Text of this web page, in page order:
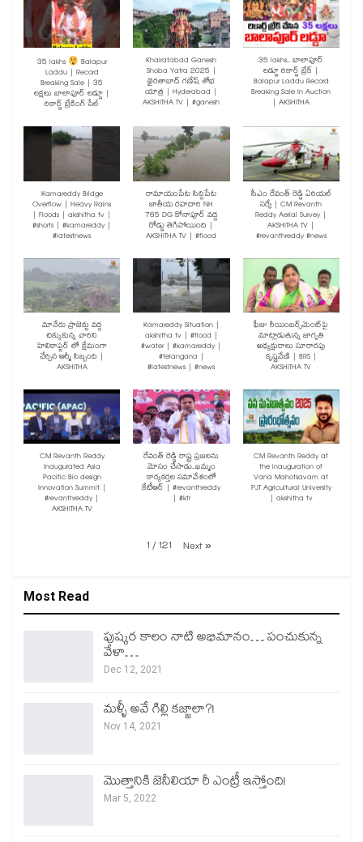
35 lakhs Balapur
Laddu | Record
Breaking Sale | 35
లక్షలు బాలాపూర్ లడ్డూ |
రికార్డ్ బ్రేకింగ్ సేల్
Khairatabad Ganesh
Shoba Yatra 2025 |
ఖైరతాబాద్ గణేష్ శోభ
యాత్ర | Hyderabad |
AKSHITHA TV | #ganesh
35 lakhs.. బాలాపూర్
లడ్డూ రికార్డ్ బ్రేక్ |
Balapur Laddu Record
Breaking Sale In Auction
| AKSHITHA
Kamareddy Bridge
Overflow | Heavy Rains
| Floods | akshitha tv |
#shorts | #kamareddy |
#latestnews
రామాయంపేట సిద్దిపేట
జాతీయ రహదారి NH
765 DG కోనాపూర్ వద్ద
రోడ్డు తెగిపోయింది |
AKSHITHA TV | #flood
సీఎం రేవంత్ రెడ్డి ఏరియల్
సర్వే | CM Revanth
Reddy Aerial Survey |
AKSHITHA TV |
#revanthreddy #news
మానేరు ప్రాజెక్టు వద్ద
చిక్కుకున్న వారిని
హెలికాప్టర్ లో క్షేమంగా
చేర్చిన ఆర్మీ సిబ్బంది |
AKSHITHA
Kamareddy Situation |
akshitha tv | #flood |
#water | #kamareddy |
#telangana |
#latestnews | #news
ఫీజు రీయింబర్స్‌మెంట్‌పై
మాట్లాడుతున్న జాగృతి
అధ్యక్షురాలు సూరారపు
కృష్ణవేణి | BRS |
AKSHITHA TV
CM Revanth Reddy
Inaugurated Asia
Pacific Bio design
Innovation Summit |
#revanthreddy |
AKSHITHA TV
రేవంత్ రెడ్డి రాష్ట్ర ప్రజలను
మోసం చేసాడు..ఖమ్మం
కార్యకర్తల సమావేశంలో
కేటీఆర్ | #revanthreddy
| #ktr
CM Revanth Reddy at
the inauguration of
Vana Mahotsavam at
PJT Agricultural University
| akshitha tv
1 /121 Next»
Most Read
పుష్కర కాలం నాటి అభిమానం… పంచుకున్న
వేళా…
Dec 12, 2021
మళ్ళీ అవే గిల్లి కజ్జాలా?!
Nov 14, 2021
మొత్తానికి జెనీలియా రీ ఎంట్రీ ఇస్తోంది!
Mar 5, 2022